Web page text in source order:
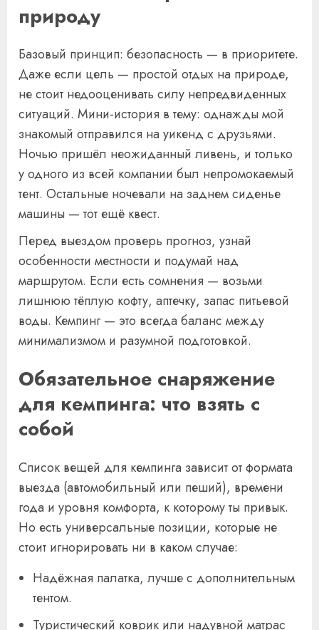
природу
Базовый принцип: безопасность — в приоритете.
Даже если цель — простой отдых на природе,
не стоит недооценивать силу непредвиденных
ситуаций. Мини-история в тему: однажды мой
знакомый отправился на уикенд с друзьями.
Ночью пришёл неожиданный ливень, и только
у одного из всей компании был непромокаемый
тент. Остальные ночевали на заднем сиденье
машины — тот ещё квест.
Перед выездом проверь прогноз, узнай
особенности местности и подумай над
маршрутом. Если есть сомнения — возьми
лишнюю тёплую кофту, аптечку, запас питьевой
воды. Кемпинг — это всегда баланс между
минимализмом и разумной подготовкой.
Обязательное снаряжение
для кемпинга: что взять с
собой
Список вещей для кемпинга зависит от формата
выезда (автомобильный или пеший), времени
года и уровня комфорта, к которому ты привык.
Но есть универсальные позиции, которые не
стоит игнорировать ни в каком случае:
Надёжная палатка, лучше с дополнительным
тентом.
Туристический коврик или надувной матрас